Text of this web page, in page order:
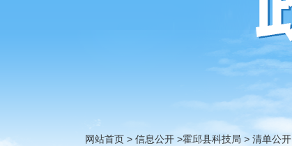
网站首页 > 信息公开 >霍邱县科技局 > 清单公开